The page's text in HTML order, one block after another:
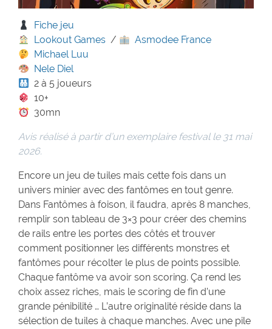
Fiche jeu
Lookout Games /
Asmodee France
Michael Luu
Nele Diel
2 à 5 joueurs
10+
30mn
Avis réalisé à partir d’un exemplaire festival le 31 mai
2026.
Encore un jeu de tuiles mais cette fois dans un
univers minier avec des fantômes en tout genre.
Dans Fantômes à foison, il faudra, après 8 manches,
remplir son tableau de 3×3 pour créer des chemins
de rails entre les portes des côtés et trouver
comment positionner les différents monstres et
fantômes pour récolter le plus de points possible.
Chaque fantôme va avoir son scoring. Ça rend les
choix assez riches, mais le scoring de fin d’une
grande pénibilité … L’autre originalité réside dans la
sélection de tuiles à chaque manches. Avec une pile